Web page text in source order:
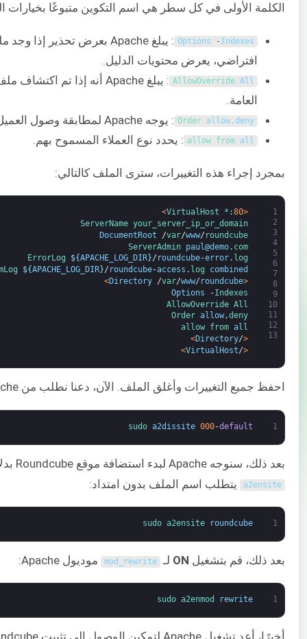
الكلمة الأولى في كل سطر هي اسم التكوين متبوعًا بخيارات
Options - Indexes
: يبلغ Apache بعرض تحذير إذا وجد ملف
افتراضي، يعرض محتويات الدليل.
AllowOverride All
: يبلغ Apache أنه إذا تم اكتشاف ملف
العامة.
Order allow ,deny : يوجه Apache لمطابقة وصول العميل إلى الموقع ورفض غير المطابقين.
allow from all : يحدد نوع العملاء المسموح بهم.
بمجرد إجراء هذه التغييرات، سترى الملف كالتالي:
1
2
3
4
5
6
7
8
9
10
11
12
13
<
VirtualHost * :80
>
ServerName your_server_ip_or_domain
DocumentRoot
/var/www/ roundcube
ServerAdmin paul@demo. com
ErrorLog
${APACHE_LOG_DIR}/ roundcube-error. log
${APACHE_LOG_DIR}/ roundcube-access . log combined
<
Directory /var/www/ roundcube
>
Options
-Indexes
AllowOverride All
Order allow,deny
allow from all
<
/
Directory
>
<
/
VirtualHost
>
احفظ جميع التغييرات وأغلق الملف. الآن، دعنا نطلب من Apache إيقاف استضافة الموقع الافتراضي:
1
sudo a2dissite 000-default
بعد ذلك، سنوجه Apache لبدء استضافة موقع Roundcube بدلاً من ذلك. عند تمكين الموقع، لا تقم بتضمين
a2ensite يتطلب اسم الملف بدون امتداد:
1
sudo a2ensite roundcube
بعد ذلك، قم بتشغيل ON لـ mod_rewrite موديول Apache:
1
sudo a2enmod rewrite